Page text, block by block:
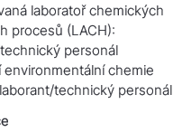
laboratoř chemických
procesů (LACH):
personál
environmentální chemie
technický personál